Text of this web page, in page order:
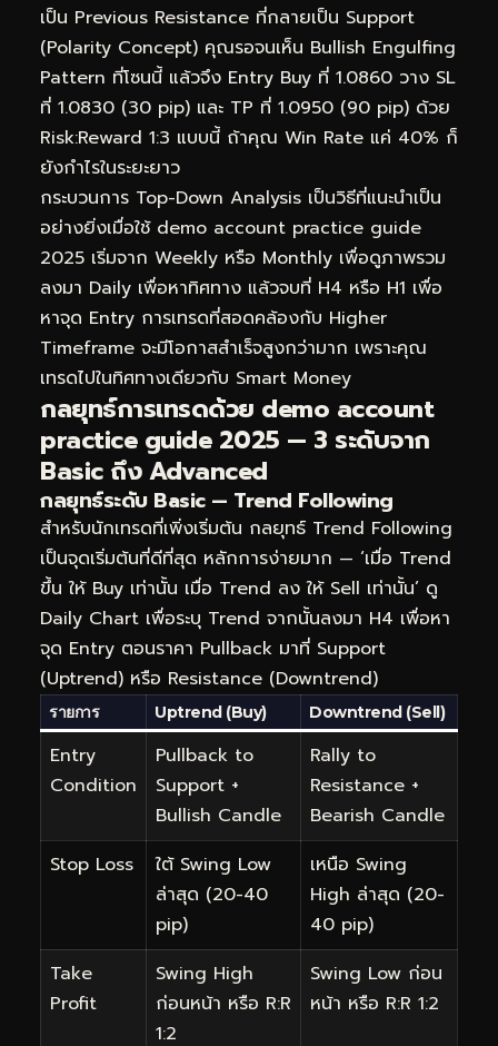
เป็น Previous Resistance ที่กลายเป็น Support
(Polarity Concept) คุณรอจนเห็น Bullish Engulfing
Pattern ที่โซนนี้ แล้วจึง Entry Buy ที่ 1.0860 วาง SL
ที่ 1.0830 (30 pip) และ TP ที่ 1.0950 (90 pip) ด้วย
Risk:Reward 1:3 แบบนี้ ถ้าคุณ Win Rate แค่ 40% ก็
ยังกำไรในระยะยาว
กระบวนการ Top-Down Analysis เป็นวิธีที่แนะนำเป็น
อย่างยิ่งเมื่อใช้ demo account practice guide
2025 เริ่มจาก Weekly หรือ Monthly เพื่อดูภาพรวม
ลงมา Daily เพื่อหาทิศทาง แล้วจบที่ H4 หรือ H1 เพื่อ
หาจุด Entry การเทรดที่สอดคล้องกับ Higher
Timeframe จะมีโอกาสสำเร็จสูงกว่ามาก เพราะคุณ
เทรดไปในทิศทางเดียวกับ Smart Money
กลยุทธ์การเทรดด้วย demo account
practice guide 2025 — 3 ระดับจาก
Basic ถึง Advanced
กลยุทธ์ระดับ Basic — Trend Following
สำหรับนักเทรดที่เพิ่งเริ่มต้น กลยุทธ์ Trend Following
เป็นจุดเริ่มต้นที่ดีที่สุด หลักการง่ายมาก — ‘เมื่อ Trend
ขึ้น ให้ Buy เท่านั้น เมื่อ Trend ลง ให้ Sell เท่านั้น’ ดู
Daily Chart เพื่อระบุ Trend จากนั้นลงมา H4 เพื่อหา
จุด Entry ตอนราคา Pullback มาที่ Support
(Uptrend) หรือ Resistance (Downtrend)
รายการ Uptrend (Buy) Downtrend (Sell)
Entry
Condition
Pullback to
Support +
Bullish Candle
Rally to
Resistance +
Bearish Candle
Stop Loss
ใต้ Swing Low
ล่าสุด (20-40
pip)
เหนือ Swing
High ล่าสุด (20-
40 pip)
Take
Profit
Swing High
ก่อนหน้า หรือ R:R
1:2
Swing Low ก่อน
หน้า หรือ R:R 1:2